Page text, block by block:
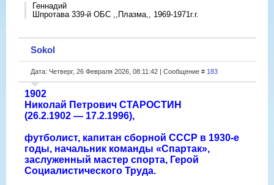
Геннадий
Шпротава 339-й ОБС ,,Плазма,, 1969-1971г.г.
Sokol
Дата: Четверг, 26 Февраля 2026, 08:11:42 | Сообщение # 183
1902
Николай Петрович СТАРОСТИН
(26.2.1902 — 17.2.1996),
футболист, капитан сборной СССР в 1930-е
годы, начальник команды «Спартак»,
заслуженный мастер спорта, Герой
Социалистического Труда.